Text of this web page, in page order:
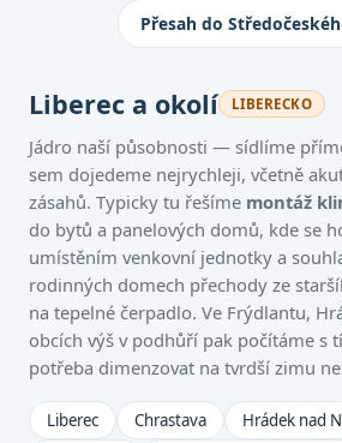
Přesah do
Liberec a okolí LIBERECKO
Jádro naší působnosti — sídlíme
sem dojedeme nejrychleji, včetně
zásahů. Typicky tu řešíme montáž
do bytů a panelových domů, kde se
umístěním venkovní jednotky a
rodinných domech přechody ze
na tepelné čerpadlo. Ve Frýdlantu,
obcích výš v podhůří pak počítáme s
potřeba dimenzovat na tvrdší zimu
Liberec Chrastava Hrádek nad